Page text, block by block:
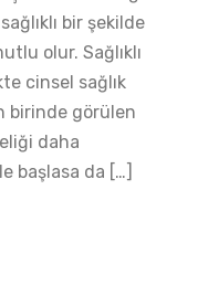
bir şekilde
olur. Sağlıklı
cinsel sağlık
birinde görülen
daha
başlasa da […]